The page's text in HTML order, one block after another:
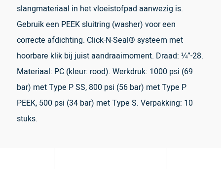
slangmateriaal in het vloeistofpad aanwezig is.
Gebruik een PEEK sluitring (washer) voor een
correcte afdichting. Click-N-Seal® systeem met
hoorbare klik bij juist aandraaimoment. Draad: ¼”-28.
Materiaal: PC (kleur: rood). Werkdruk: 1000 psi (69
bar) met Type P SS, 800 psi (56 bar) met Type P
PEEK, 500 psi (34 bar) met Type S. Verpakking: 10
stuks.